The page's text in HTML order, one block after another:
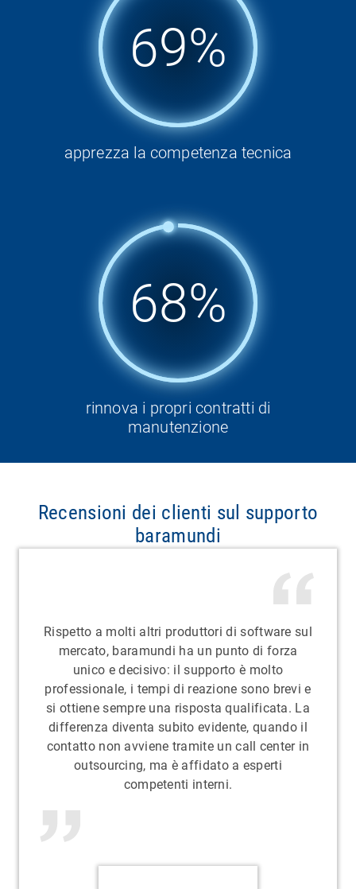
95%
apprezza la competenza tecnica
98%
rinnova i propri contratti di
manutenzione
Recensioni dei clienti sul supporto
baramundi
Rispetto a molti altri produttori di software sul
mercato, baramundi ha un punto di forza
unico e decisivo: il supporto è molto
professionale, i tempi di reazione sono brevi e
si ottiene sempre una risposta qualificata. La
differenza diventa subito evidente, quando il
contatto non avviene tramite un call center in
outsourcing, ma è affidato a esperti
competenti interni.